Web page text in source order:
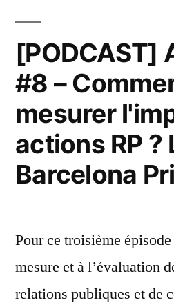
[PODCAST]
#8 –
mesurer
actions RP ?
Barcelona
Pour ce troisième
mesure et à l’évaluation
relations publiques et de